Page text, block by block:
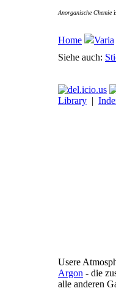
Anorganische Chemie
Home Varia
Siehe auch:
Library |
Usere
Argon - die
alle anderen